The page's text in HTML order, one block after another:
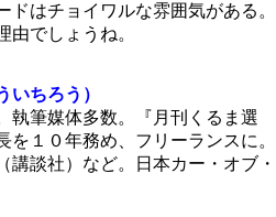
はチョイワルな雰囲気がある。
由でしょうね。
ちろう）
執筆媒体多数。『月刊くるま選
を１０年務め、フリーランスに。
講談社）など。日本カー・オブ・